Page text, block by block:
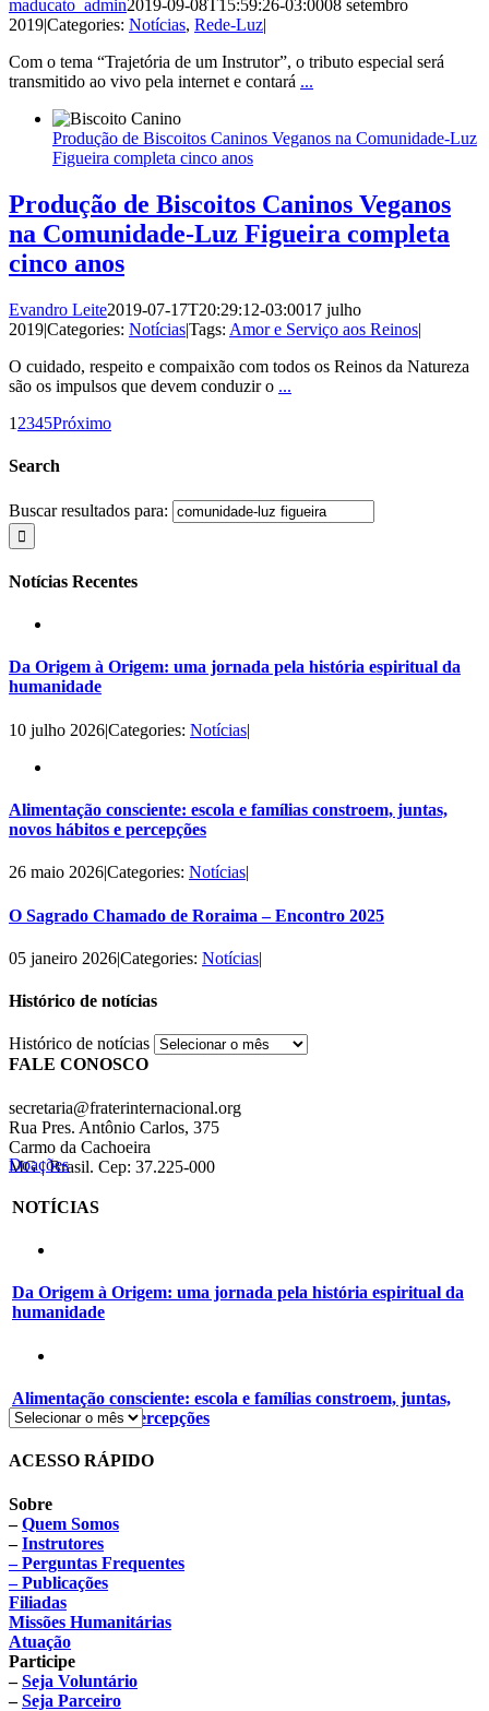
maducato_admin2019-09-08T15:59:26-03:0008 setembro
2019|Categories: Notícias, Rede-Luz|
Com o tema “Trajetória de um Instrutor”, o tributo especial será
transmitido ao vivo pela internet e contará ...
Produção de Biscoitos Caninos Veganos na Comunidade-Luz
Figueira completa cinco anos
Produção de Biscoitos Caninos Veganos
na Comunidade-Luz Figueira completa
cinco anos
Evandro Leite2019-07-17T20:29:12-03:0017 julho
2019|Categories: Notícias|Tags: Amor e Serviço aos Reinos|
O cuidado, respeito e compaixão com todos os Reinos da Natureza
são os impulsos que devem conduzir o ...
1 2345Próximo
Search
Buscar resultados para:
Notícias Recentes
Da Origem à Origem: uma jornada pela história espiritual da
humanidade
10 julho 2026|Categories: Notícias|
Alimentação consciente: escola e famílias constroem, juntas,
novos hábitos e percepções
26 maio 2026|Categories: Notícias|
O Sagrado Chamado de Roraima – Encontro 2025
05 janeiro 2026|Categories: Notícias|
Histórico de notícias
Histórico de notícias
FALE CONOSCO
secretaria@fraterinternacional.org
Rua Pres. Antônio Carlos, 375
Carmo da Cachoeira
MG | Brasil. Cep: 37.225-000
Doações
NOTÍCIAS
Da Origem à Origem: uma jornada pela história espiritual da
humanidade
Alimentação consciente: escola e famílias constroem, juntas,
novos hábitos e percepções
ACESSO RÁPIDO
Sobre
–Quem Somos
–Instrutores
– Perguntas Frequentes
– Publicações
Filiadas
Missões Humanitárias
Atuação
Participe
–Seja Voluntário
–Seja Parceiro